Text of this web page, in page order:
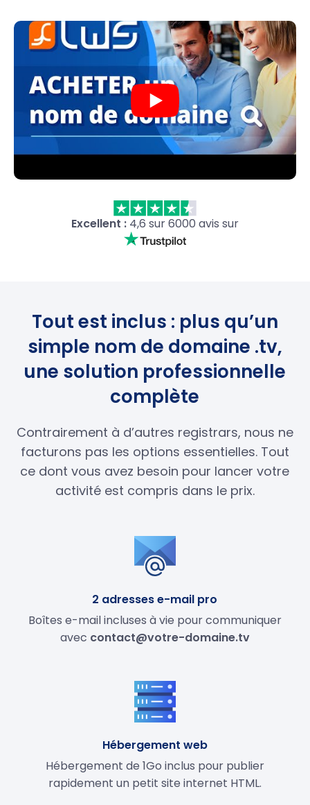
Excellent :4,6 sur 6000 avis sur
Tout est inclus : plus qu’un
simple nom de domaine .tv,
une solution professionnelle
complète
Contrairement à d’autres registrars, nous ne
facturons pas les options essentielles. Tout
ce dont vous avez besoin pour lancer votre
activité est compris dans le prix.
2 adresses e-mail pro
Boîtes e-mail incluses à vie pour communiquer
avec contact@votre-domaine.tv
Hébergement web
Hébergement de 1Go inclus pour publier
rapidement un petit site internet HTML.